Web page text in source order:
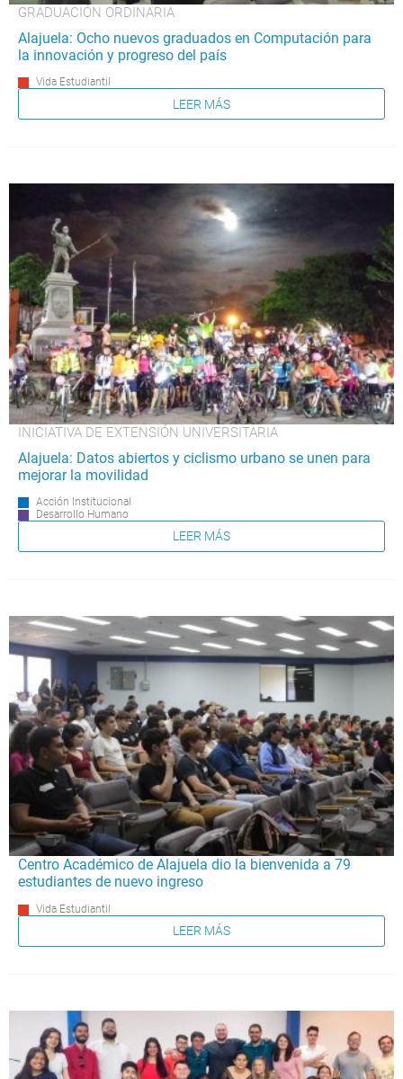
GRADUACIÓN ORDINARIA
Alajuela: Ocho nuevos graduados en Computación para
la innovación y progreso del país
Vida Estudiantil
LEER MÁS
INICIATIVA DE EXTENSIÓN UNIVERSITARIA
Alajuela: Datos abiertos y ciclismo urbano se unen para
mejorar la movilidad
Acción Institucional
Desarrollo Humano
LEER MÁS
Centro Académico de Alajuela dio la bienvenida a 79
estudiantes de nuevo ingreso
Vida Estudiantil
LEER MÁS